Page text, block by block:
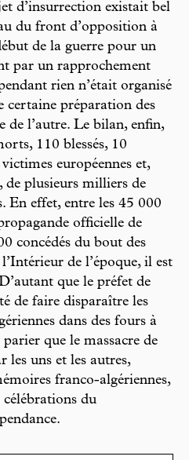
d’insurrection existait bel
du front d’opposition à
de la guerre pour un
par un rapprochement
rien n’était organisé
certaine préparation des
de l’autre. Le bilan, enfin,
110 blessés, 10
européennes et,
plusieurs milliers de
En effet, entre les 45 000
officielle de
concédés du bout des
de l’époque, il est
que le préfet de
de faire disparaître les
dans des fours à
que le massacre de
les uns et les autres,
franco-algériennes,
célébrations du